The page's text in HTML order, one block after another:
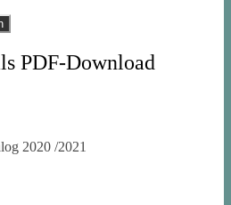
PDF-Download
2020 /2021